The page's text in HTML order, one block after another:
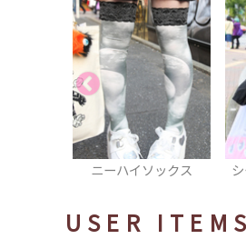
シースルータンクトッ
プ
USER ITEMS